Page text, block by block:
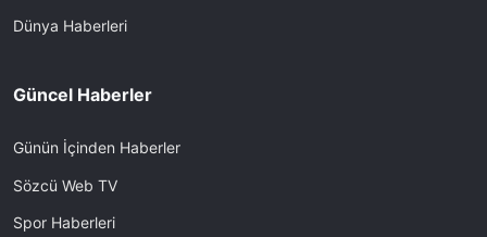
Dünya Haberleri
Güncel Haberler
Günün İçinden Haberler
Sözcü Web TV
Spor Haberleri